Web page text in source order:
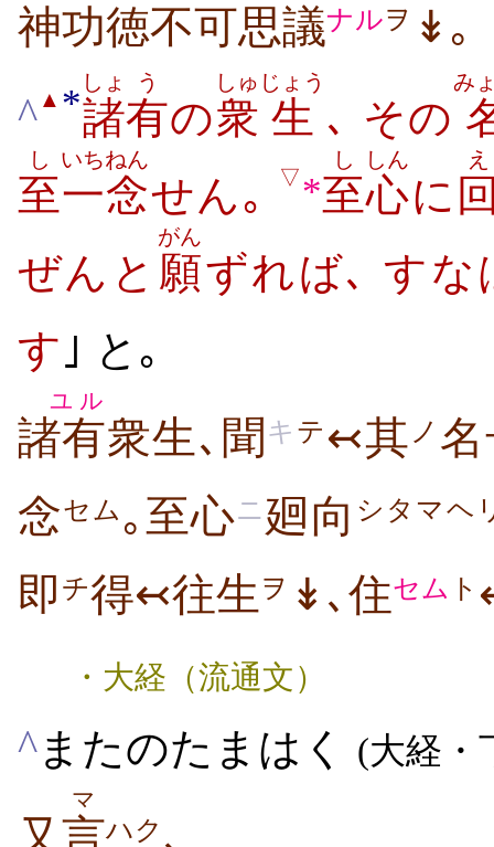
神功徳不可思議ナルヲ ↡｡
^ ▲ *諸
しょ
有
う
の衆
しゅ
生
じょう
､ その
み
至
し
一念
いちねん
せん｡ ▽*至
し
心
しん
に
え
ぜんと 願
がん
ずれば､ すな
す ｣ と｡
諸有
ユル
衆生､聞 キ テ ↢其 ノ
念セム ｡至心 ニ 廻向 シタマヘ
即 チ得↢往生ヲ ↡､住セム ト
・大経（流通文）
^またのたまはく (大経・
又言
マ
ハク ､